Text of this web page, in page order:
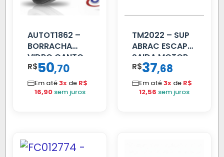
AUTOT1862 –
BORRACHA
VIDRO CANTO
VOLVO NL
80/88…
R$50,70
Em até3x de R$
16,90 sem juros
TM2022 – SUP
ABRAC ESCAP
SAIDA MOTOR
VW TITAN
R$37,68
Em até3x de R$
12,56 sem juros